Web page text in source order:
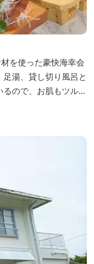
を使った豪快海幸会
湯、貸し切り風呂と
ので、お肌もツルツ